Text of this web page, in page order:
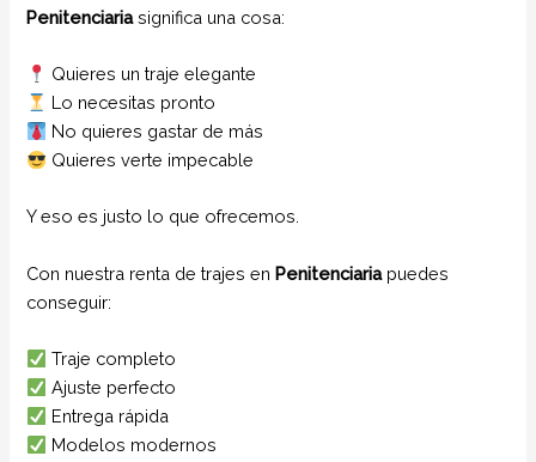
Penitenciariasignifica una cosa:
Quieres un traje elegante
Lo necesitas pronto
No quieres gastar de más
Quieres verte impecable
Y eso es justo lo que ofrecemos.
Con nuestra renta de trajes enPenitenciaria puedes
conseguir:
Traje completo
Ajuste perfecto
Entrega rápida
Modelos modernos